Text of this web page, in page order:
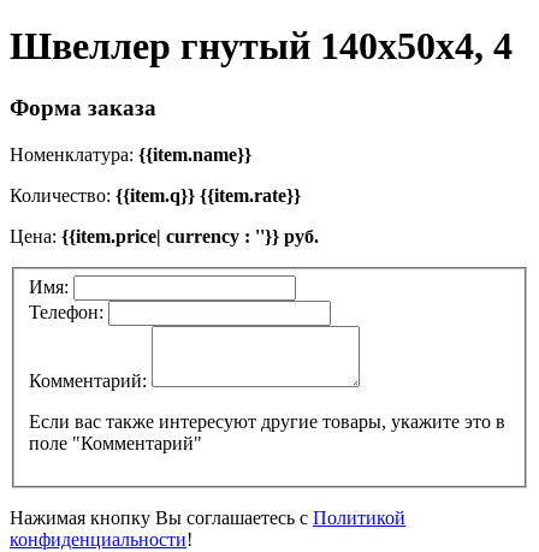
Швеллер гнутый 140x50х4, 4
Форма заказа
Номенклатура: {{item.name}}
Количество: {{item.q}} {{item.rate}}
Цена: {{item.price| currency : ''}} руб.
Имя:
Телефон:
Комментарий:
Если вас также интересуют другие товары, укажите это в
поле "Комментарий"
Нажимая кнопку Вы соглашаетесь с Политикой
конфиденциальности!